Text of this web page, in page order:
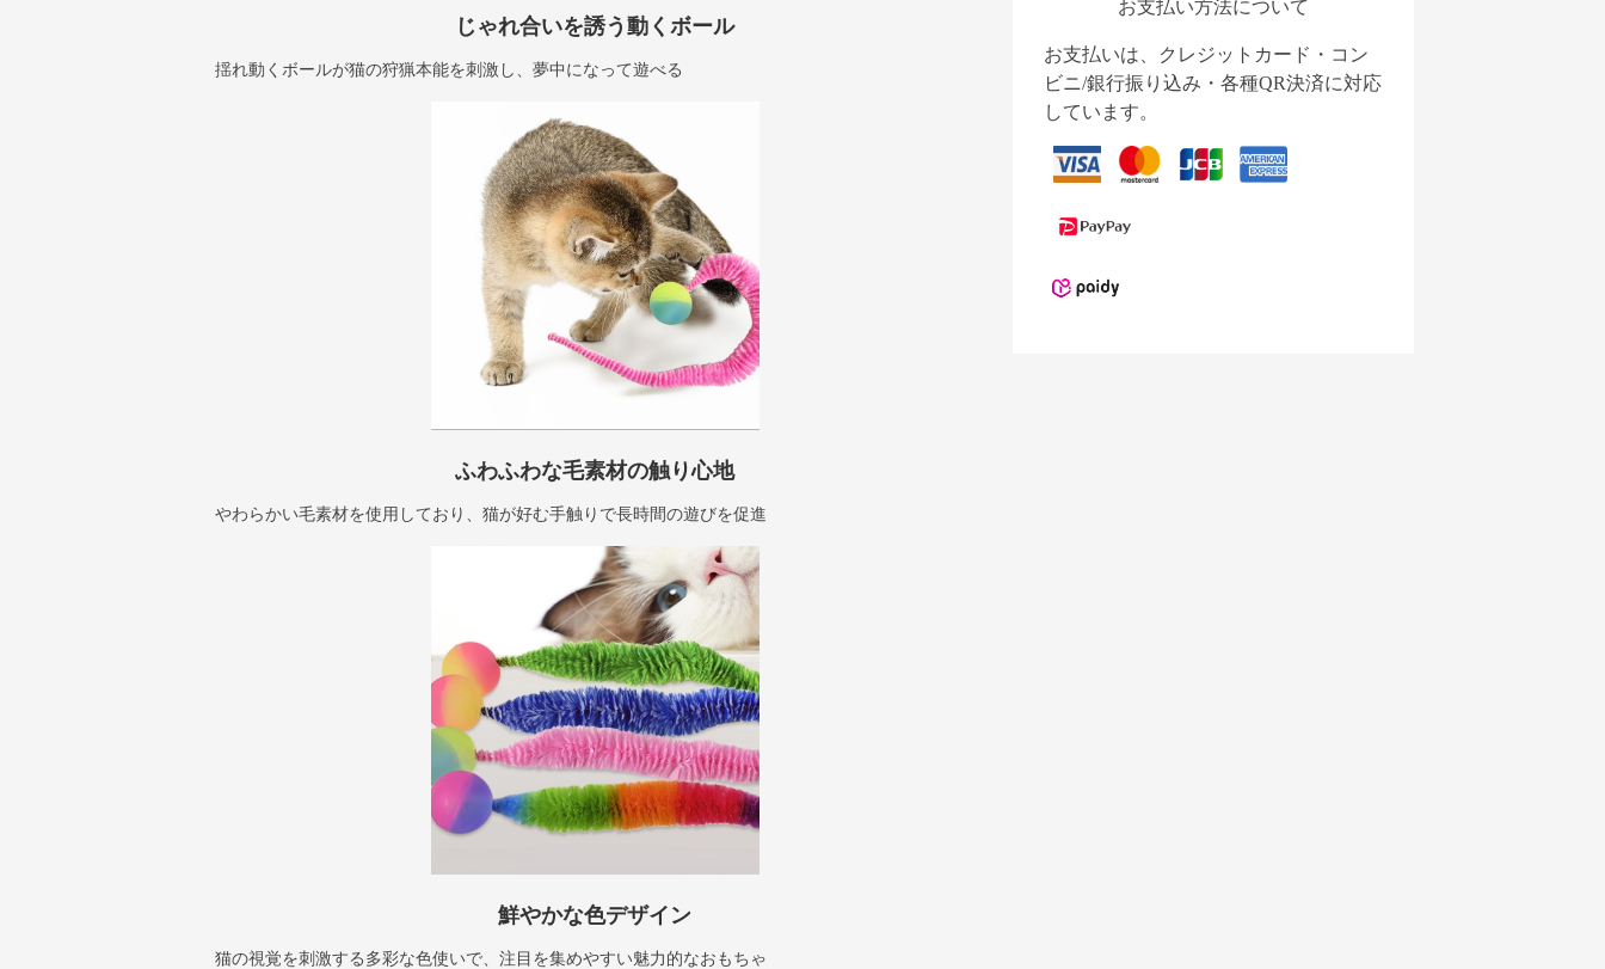
じゃれ合いを誘う動くボール
揺れ動くボールが猫の狩猟本能を刺激し、夢中になって遊べる
ふわふわな毛素材の触り心地
やわらかい毛素材を使用しており、猫が好む手触りで長時間の遊びを促進
鮮やかな色デザイン
猫の視覚を刺激する多彩な色使いで、注目を集めやすい魅力的なおもちゃ
お支払い方法について
お支払いは、クレジットカード・コン
ビニ/銀行振り込み・各種QR決済に対応
しています。